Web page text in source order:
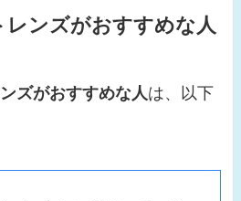
ンズがおすすめな人
ズがおすすめな人 は、以下